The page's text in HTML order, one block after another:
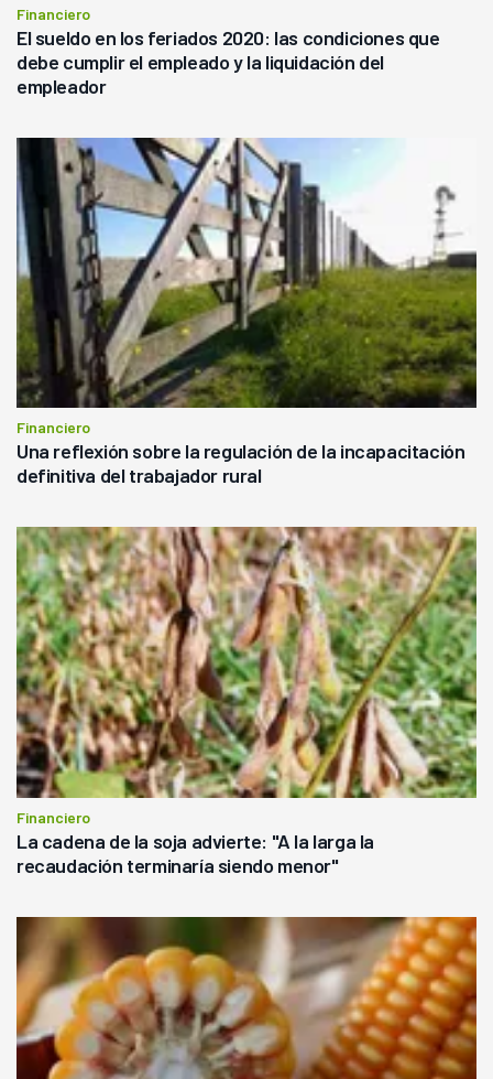
Financiero
El sueldo en los feriados 2020: las condiciones que
debe cumplir el empleado y la liquidación del
empleador
Financiero
Una reflexión sobre la regulación de la incapacitación
definitiva del trabajador rural
Financiero
La cadena de la soja advierte: "A la larga la
recaudación terminaría siendo menor"